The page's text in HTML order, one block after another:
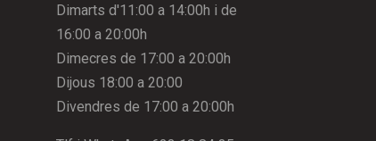
Dimarts d'11:00 a 14:00h i de
16:00 a 20:00h
Dimecres de 17:00 a 20:00h
Dijous 18:00 a 20:00
Divendres de 17:00 a 20:00h